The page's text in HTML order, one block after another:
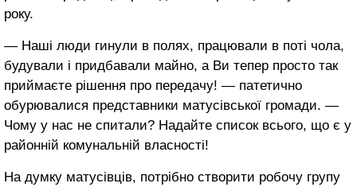
року.
— Наші люди гинули в полях, працювали в поті чола,
будували і придбавали майно, а Ви тепер просто так
приймаєте рішення про передачу! — патетично
обурювалися представники матусівської громади. —
Чому у нас не спитали? Надайте список всього, що є у
районній комунальній власності!
На думку матусівців, потрібно створити робочу групу